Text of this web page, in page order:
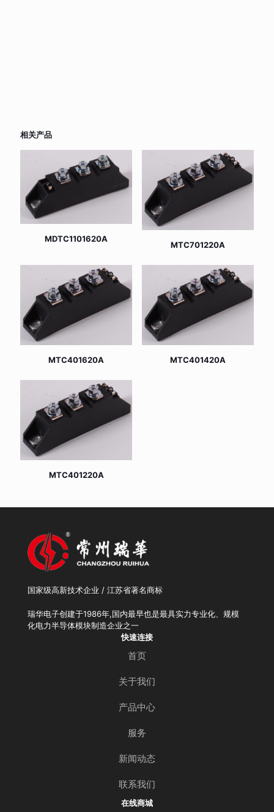
相关产品
MDTC1101620A
MTC701220A
MTC401620A MTC401420A
MTC401220A
国家级高新技术企业 / 江苏省著名商标
瑞华电子创建于1986年,国内最早也是最具实力专业化、规模
化电力半导体模块制造企业之一
快速连接
首页
关于我们
产品中心
服务
新闻动态
联系我们
在线商城